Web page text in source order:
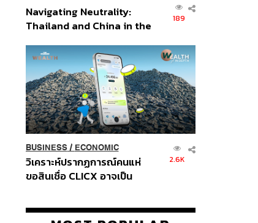
Navigating Neutrality:
Thailand and China in the
Order
189
BUSINESS/ ECONOMIC
วิเคราะห์ปรากฏการณ์คนแห่
ขอสินเชื่อ CLICX อาจเป็น
ปัญหาหนี้ครัวเรือนไทยที่ถูกซุก
2.6K